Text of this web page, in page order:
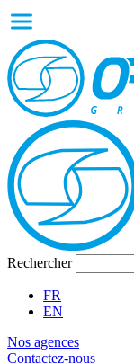
Rechercher
FR
EN
Nos agences
Contactez-nous